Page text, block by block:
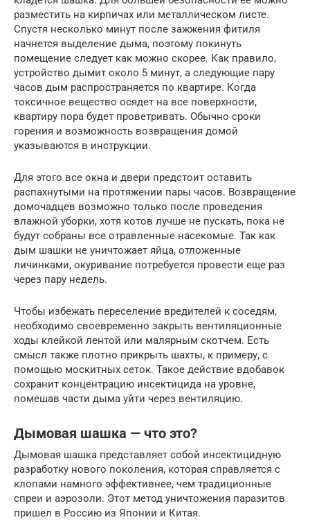
разместить на кирпичах или металлическом листе.
Спустя несколько минут после зажжения фитиля
начнется выделение дыма, поэтому покинуть
помещение следует как можно скорее. Как правило,
устройство дымит около 5 минут, а следующие пару
часов дым распространяется по квартире. Когда
токсичное вещество осядет на все поверхности,
квартиру пора будет проветривать. Обычно сроки
горения и возможность возвращения домой
указываются в инструкции.
Для этого все окна и двери предстоит оставить
распахнутыми на протяжении пары часов. Возвращение
домочадцев возможно только после проведения
влажной уборки, хотя котов лучше не пускать, пока не
будут собраны все отравленные насекомые. Так как
дым шашки не уничтожает яйца, отложенные
личинками, окуривание потребуется провести еще раз
через пару недель.
Чтобы избежать переселение вредителей к соседям,
необходимо своевременно закрыть вентиляционные
ходы клейкой лентой или малярным скотчем. Есть
смысл также плотно прикрыть шахты, к примеру, с
помощью москитных сеток. Такое действие вдобавок
сохранит концентрацию инсектицида на уровне,
помешав части дыма уйти через вентиляцию.
Дымовая шашка — что это?
Дымовая шашка представляет собой инсектицидную
разработку нового поколения, которая справляется с
клопами намного эффективнее, чем традиционные
спреи и аэрозоли. Этот метод уничтожения паразитов
пришел в Россию из Японии и Китая.